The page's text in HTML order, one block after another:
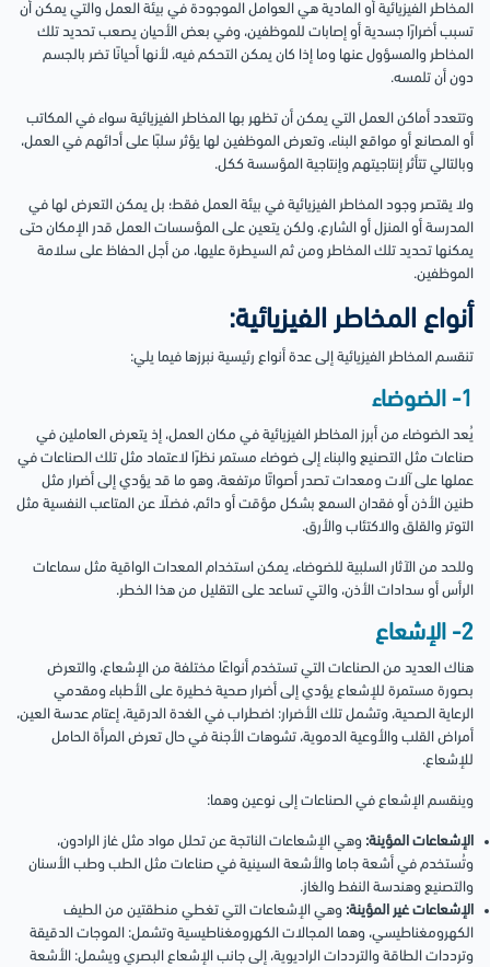
المخاطر الفيزيائية أو المادية هي العوامل الموجودة في بيئة العمل والتي يمكن أن
تسبب أضرارًا جسدية أو إصابات للموظفين، وفي بعض الأحيان يصعب تحديد تلك
المخاطر والمسؤول عنها وما إذا كان يمكن التحكم فيه، لأنها أحيانًا تضر بالجسم
دون أن تلمسه.
وتتعدد أماكن العمل التي يمكن أن تظهر بها المخاطر الفيزيائية سواء في المكاتب
أو المصانع أو مواقع البناء، وتعرض الموظفين لها يؤثر سلبًا على أدائهم في العمل،
وبالتالي تتأثر إنتاجيتهم وإنتاجية المؤسسة ككل.
ولا يقتصر وجود المخاطر الفيزيائية في بيئة العمل فقط؛ بل يمكن التعرض لها في
المدرسة أو المنزل أو الشارع، ولكن يتعين على المؤسسات العمل قدر الإمكان حتى
يمكنها تحديد تلك المخاطر ومن ثم السيطرة عليها، من أجل الحفاظ على سلامة
الموظفين.
أنواع المخاطر الفيزيائية:
تنقسم المخاطر الفيزيائية إلى عدة أنواع رئيسية نبرزها فيما يلي:
1- الضوضاء
يُعد الضوضاء من أبرز المخاطر الفيزيائية في مكان العمل، إذ يتعرض العاملين في
صناعات مثل التصنيع والبناء إلى ضوضاء مستمر نظرًا لاعتماد مثل تلك الصناعات في
عملها على آلات ومعدات تصدر أصواتًا مرتفعة، وهو ما قد يؤدي إلى أضرار مثل
طنين الأذن أو فقدان السمع بشكل مؤقت أو دائم، فضلًا عن المتاعب النفسية مثل
التوتر والقلق والاكتئاب والأرق.
وللحد من الآثار السلبية للضوضاء، يمكن استخدام المعدات الواقية مثل سماعات
الرأس أو سدادات الأذن، والتي تساعد على التقليل من هذا الخطر.
2- الإشعاع
هناك العديد من الصناعات التي تستخدم أنواعًا مختلفة من الإشعاع، والتعرض
بصورة مستمرة للإشعاع يؤدي إلى أضرار صحية خطيرة على الأطباء ومقدمي
الرعاية الصحية، وتشمل تلك الأضرار: اضطراب في الغدة الدرقية، إعتام عدسة العين،
أمراض القلب والأوعية الدموية، تشوهات الأجنة في حال تعرض المرأة الحامل
للإشعاع.
وينقسم الإشعاع في الصناعات إلى نوعين وهما:
الإشعاعات المؤينة: وهي الإشعاعات الناتجة عن تحلل مواد مثل غاز الرادون،
وتُستخدم في أشعة جاما والأشعة السينية في صناعات مثل الطب وطب الأسنان
والتصنيع وهندسة النفط والغاز.
الإشعاعات غير المؤينة: وهي الإشعاعات التي تغطي منطقتين من الطيف
الكهرومغناطيسي، وهما المجالات الكهرومغناطيسية وتشمل: الموجات الدقيقة
وترددات الطاقة والترددات الراديوية، إلى جانب الإشعاع البصري ويشمل: الأشعة